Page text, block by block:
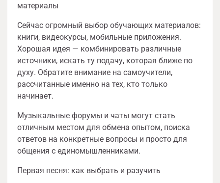
материалы
Сейчас огромный выбор обучающих материалов:
книги, видеокурсы, мобильные приложения.
Хорошая идея — комбинировать различные
источники, искать ту подачу, которая ближе по
духу. Обратите внимание на самоучители,
рассчитанные именно на тех, кто только
начинает.
Музыкальные форумы и чаты могут стать
отличным местом для обмена опытом, поиска
ответов на конкретные вопросы и просто для
общения с единомышленниками.
Первая песня: как выбрать и разучить